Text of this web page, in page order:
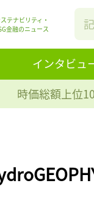
テナビリティ・
金融のニュース
インタビュ
時価総額上位